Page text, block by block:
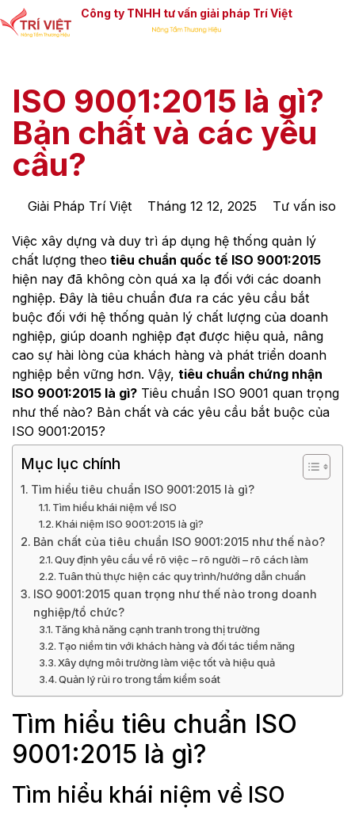
Công ty TNHH tư vấn giải pháp Trí Việt
ISO 9001:2015 là gì?
Bản chất và các yêu
cầu?
Giải Pháp Trí Việt Tháng 12 12, 2025 Tư vấn iso
Việc xây dựng và duy trì áp dụng hệ thống quản lý
chất lượng theo tiêu chuẩn quốc tế ISO 9001:2015
hiện nay đã không còn quá xa lạ đối với các doanh
nghiệp. Đây là tiêu chuẩn đưa ra các yêu cầu bắt
buộc đối với hệ thống quản lý chất lượng của doanh
nghiệp, giúp doanh nghiệp đạt được hiệu quả, nâng
cao sự hài lòng của khách hàng và phát triển doanh
nghiệp bền vững hơn. Vậy, tiêu chuẩn chứng nhận
ISO 9001:2015 là gì? Tiêu chuẩn ISO 9001 quan trọng
như thế nào? Bản chất và các yêu cầu bắt buộc của
ISO 9001:2015?
Mục lục chính
Tìm hiểu tiêu chuẩn ISO 9001:2015 là gì?
Tìm hiểu khái niệm về ISO
Khái niệm ISO 9001:2015 là gì?
Bản chất của tiêu chuẩn ISO 9001:2015 như thế nào?
Quy định yêu cầu về rõ việc – rõ người – rõ cách làm
Tuân thủ thực hiện các quy trình/hướng dẫn chuẩn
ISO 9001:2015 quan trọng như thế nào trong doanh
nghiệp/tổ chức?
Tăng khả năng cạnh tranh trong thị trường
Tạo niềm tin với khách hàng và đối tác tiềm năng
Xây dựng môi trường làm việc tốt và hiệu quả
Quản lý rủi ro trong tầm kiểm soát
Tìm hiểu tiêu chuẩn ISO
9001:2015 là gì?
Tìm hiểu khái niệm về ISO